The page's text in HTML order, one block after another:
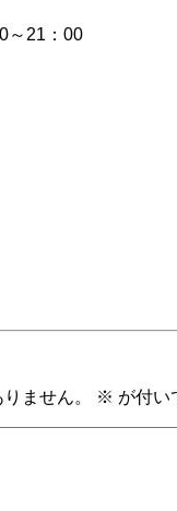
～21：00
ません。 ※ が付い